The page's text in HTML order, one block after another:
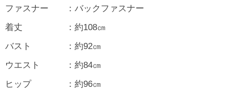
ファスナー ：バックファスナー
着丈 ：約108㎝
バスト ：約92㎝
ウエスト ：約84㎝
ヒップ ：約96㎝